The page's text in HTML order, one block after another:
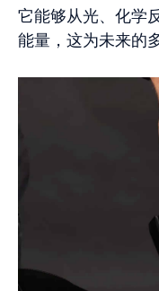
它能够从光、化学
能量，这为未来的